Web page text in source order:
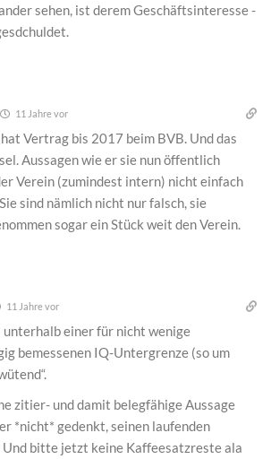
sehen, ist derem Geschäftsinteresse -
11 Jahre vor
Vertrag bis 2017 beim BVB. Und das
Aussagen wie er sie nun öffentlich
Verein (zumindest intern) nicht einfach
sind nämlich nicht nur falsch, sie
sogar ein Stück weit den Verein.
11 Jahre vor
unterhalb einer für nicht wenige
bemessenen IQ-Untergrenze (so um
zitier- und damit belegfähige Aussage
*nicht* gedenkt, seinen laufenden
bitte jetzt keine Kaffeesatzreste ala